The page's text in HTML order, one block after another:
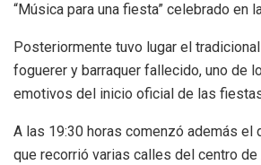
“Música para una fiesta” celebrado en
Posteriormente tuvo lugar el tradicional
foguerer y barraquer fallecido, uno de
emotivos del inicio oficial de las
A las 19:30 horas comenzó además el
que recorrió varias calles del centro